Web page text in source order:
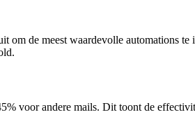
om de meest waardevolle automations te
voor andere mails. Dit toont de